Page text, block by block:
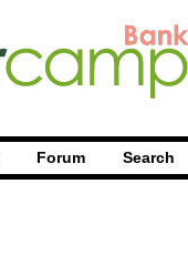
Forum Search